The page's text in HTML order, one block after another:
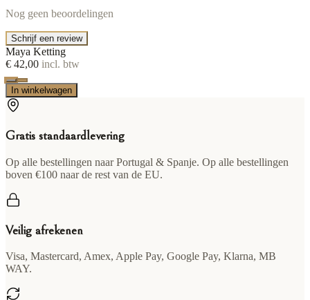
Nog geen beoordelingen
Schrijf een review
Maya Ketting
€ 42,00 incl. btw
In winkelwagen
Gratis standaardlevering
Op alle bestellingen naar Portugal & Spanje. Op alle bestellingen
boven €100 naar de rest van de EU.
Veilig afrekenen
Visa, Mastercard, Amex, Apple Pay, Google Pay, Klarna, MB
WAY.